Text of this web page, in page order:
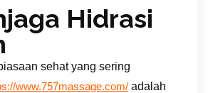
Hidrasi
sehat yang sering
www.757massage.com/ adalah